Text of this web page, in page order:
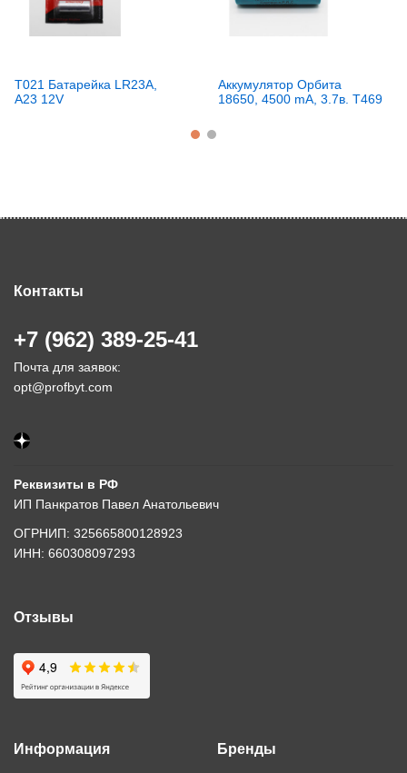
T021 Батарейка LR23A,
A23 12V
Аккумулятор Орбита
18650, 4500 mA, 3.7в. T469
Контакты
+7 (962) 389-25-41
Почта для заявок:
opt@profbyt.com
Реквизиты в РФ
ИП Панкратов Павел Анатольевич
ОГРНИП: 325665800128923
ИНН: 660308097293
Отзывы
Информация Бренды